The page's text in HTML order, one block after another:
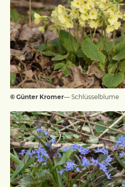
© Günter Kromer— Schlüsselblume